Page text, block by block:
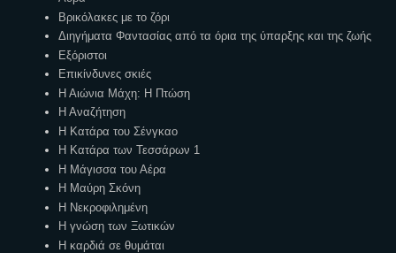
Βρικόλακες με το ζόρι
Διηγήματα Φαντασίας από τα όρια της ύπαρξης και της ζωής
Εξόριστοι
Επικίνδυνες σκιές
Η Αιώνια Μάχη: Η Πτώση
Η Αναζήτηση
Η Κατάρα του Σένγκαο
Η Κατάρα των Τεσσάρων 1
Η Μάγισσα του Αέρα
Η Μαύρη Σκόνη
Η Νεκροφιλημένη
Η γνώση των Ξωτικών
Η καρδιά σε θυμάται